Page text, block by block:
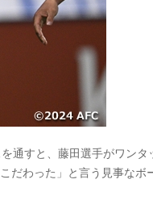
通すと、藤田選手がワンタ
だわった」と言う見事なボ